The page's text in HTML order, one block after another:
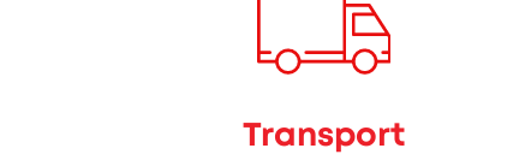
Transport